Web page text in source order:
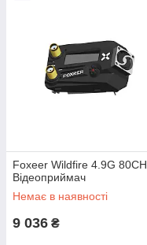
Foxeer Wildfire 4.9G 80CH
Відеоприймач
Немає в наявності
9 036 ₴